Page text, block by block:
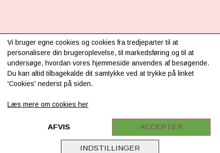
INFORMATION
Om os
Levering & betaling
Retur
Samarbejde
Vi bruger egne cookies og cookies fra tredjeparter til at
personalisere din brugeroplevelse, til markedsføring og til at
undersøge, hvordan vores hjemmeside anvendes af besøgende.
Du kan altid tilbagekalde dit samtykke ved at trykke på linket
'Cookies' nederst på siden.
Læs mere om cookies her
INDSTILLINGER
AFVIS ACCEPTER